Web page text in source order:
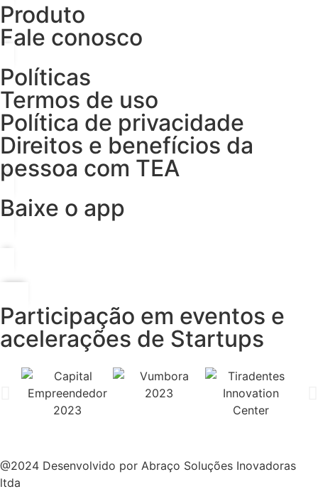
Produto
Fale conosco
Políticas
Termos de uso
Política de privacidade
Direitos e benefícios da
pessoa com TEA
Baixe o app
Participação em eventos e
acelerações de Startups
@2024 Desenvolvido por Abraço Soluções Inovadoras
ltda